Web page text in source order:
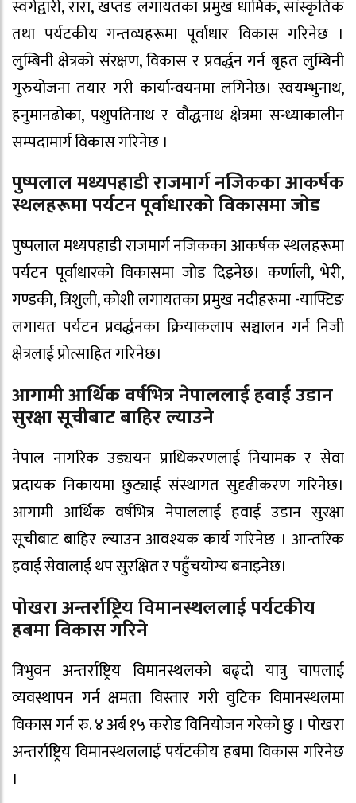
स्वर्गद्वारी, रारा, खप्तड लगायतका प्रमुख धार्मिक, सांस्कृतिक
तथा पर्यटकीय गन्तव्यहरूमा पूर्वाधार विकास गरिनेछ ।
लुम्बिनी क्षेत्रको संरक्षण, विकास र प्रवर्द्धन गर्न बृहत लुम्बिनी
गुरुयोजना तयार गरी कार्यान्वयनमा लगिनेछ। स्वयम्भुनाथ,
हनुमानढोका, पशुपतिनाथ र वौद्धनाथ क्षेत्रमा सन्ध्याकालीन
सम्पदामार्ग विकास गरिनेछ ।
पुष्पलाल मध्यपहाडी राजमार्ग नजिकका आकर्षक
स्थलहरूमा पर्यटन पूर्वाधारको विकासमा जोड
पुष्पलाल मध्यपहाडी राजमार्ग नजिकका आकर्षक स्थलहरूमा
पर्यटन पूर्वाधारको विकासमा जोड दिइनेछ। कर्णाली, भेरी,
गण्डकी, त्रिशुली, कोशी लगायतका प्रमुख नदीहरूमा -याफ्टिङ
लगायत पर्यटन प्रवर्द्धनका क्रियाकलाप सञ्चालन गर्न निजी
क्षेत्रलाई प्रोत्साहित गरिनेछ।
आगामी आर्थिक वर्षभित्र नेपाललाई हवाई उडान
सुरक्षा सूचीबाट बाहिर ल्याउने
नेपाल नागरिक उड्ययन प्राधिकरणलाई नियामक र सेवा
प्रदायक निकायमा छुट्याई संस्थागत सुदृढीकरण गरिनेछ।
आगामी आर्थिक वर्षभित्र नेपाललाई हवाई उडान सुरक्षा
सूचीबाट बाहिर ल्याउन आवश्यक कार्य गरिनेछ । आन्तरिक
हवाई सेवालाई थप सुरक्षित र पहुँचयोग्य बनाइनेछ।
पोखरा अन्तर्राष्ट्रिय विमानस्थललाई पर्यटकीय
हबमा विकास गरिने
त्रिभुवन अन्तर्राष्ट्रिय विमानस्थलको बढ्दो यात्रु चापलाई
व्यवस्थापन गर्न क्षमता विस्तार गरी वुटिक विमानस्थलमा
विकास गर्न रु. ४ अर्ब १५ करोड विनियोजन गरेको छु । पोखरा
अन्तर्राष्ट्रिय विमानस्थललाई पर्यटकीय हबमा विकास गरिनेछ
।